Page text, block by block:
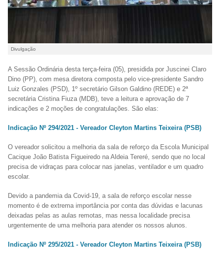
Divulgação
A Sessão Ordinária desta terça-feira (05), presidida por Juscinei Claro
Dino (PP), com mesa diretora composta pelo vice-presidente Sandro
Luiz Gonzales (PSD), 1º secretário Gilson Galdino (REDE) e 2ª
secretária Cristina Fiuza (MDB), teve a leitura e aprovação de 7
indicações e 2 moções de congratulações. São elas:
Indicação Nº 294/2021 - Vereador Cleyton Martins Teixeira (PSB)
O vereador solicitou a melhoria da sala de reforço da Escola Municipal
Cacique João Batista Figueiredo na Aldeia Tereré, sendo que no local
precisa de vidraças para colocar nas janelas, ventilador e um quadro
escolar.
Devido a pandemia da Covid-19, a sala de reforço escolar nesse
momento é de extrema importância por conta das dúvidas e lacunas
deixadas pelas as aulas remotas, mas nessa localidade precisa
urgentemente de uma melhoria para atender os nossos alunos.
Indicação Nº 295/2021 - Vereador Cleyton Martins Teixeira (PSB)